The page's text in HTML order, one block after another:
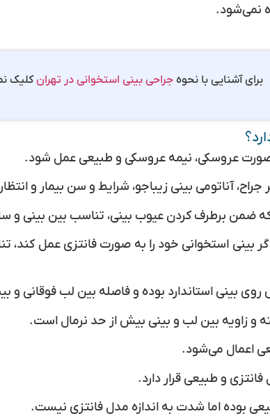
نمی‌شود.
برای آشنایی با نحوه جراحی بینی استخوانی در تهرانکلیک
صورت عروسکی، نیمه عروسکی و طبیعی عمل شود.
آناتومی بینی زیباجو، شرایط و سن بیمار و
ضمن برطرف کردن عیوب بینی، تناسب بین بینی
بینی استخوانی خود را به صورت فانتزی عمل کند،
بینی استاندارد بوده و فاصله بین لب فوقانی و
و زاویه بین لب و بینی بیش از حد نرمال است.
اعمال می‌شود.
و طبیعی قرار دارد.
بوده اما شدت به اندازه مدل فانتزی نیست.